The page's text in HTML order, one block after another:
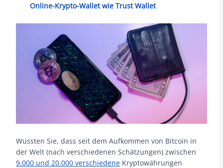
Online-Krypto-Wallet wie Trust Wallet
Wussten Sie, dass seit dem Aufkommen von Bitcoin in
der Welt (nach verschiedenen Schätzungen) zwischen
9.000 und 20.000 verschiedene Kryptowährungen